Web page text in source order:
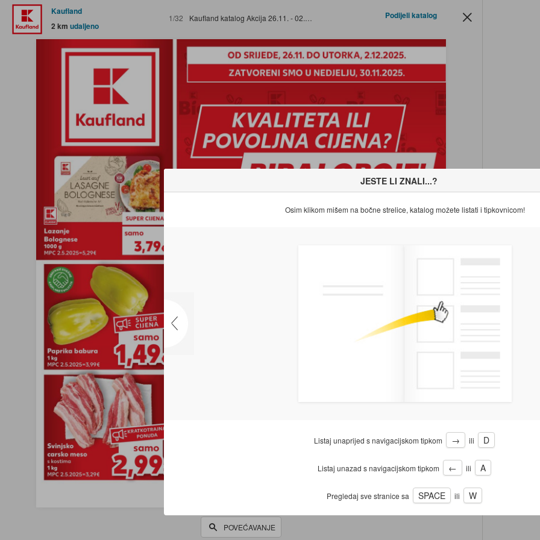
JESTE LI ZNALI...?
Osim klikom mišem na bočne strelice, katalog možete listati i tipkovnicom!
Listaj unaprijed s navigacijskom tipkom → ili D
Listaj unazad s navigacijskom tipkom ← ili A
Pregledaj sve stranice sa SPACE ili W
Kaufland
2 km udaljeno
1/32 Kaufland katalog Akcija 26.11. - 02.12.2025. Podijeli katalog
POVEĆAVANJE